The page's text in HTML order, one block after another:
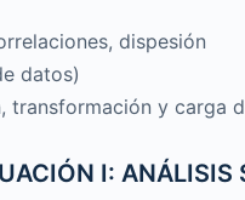
dispesión
datos)
transformación y carga
I: ANÁLISIS